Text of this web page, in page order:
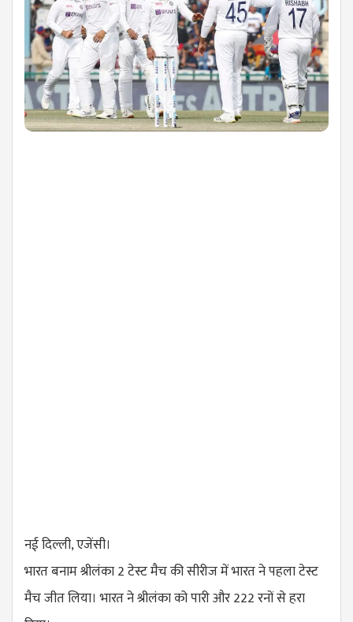
नई दिल्ली, एजेंसी।
भारत बनाम श्रीलंका 2 टेस्ट मैच की सीरीज में भारत ने पहला टेस्ट
मैच जीत लिया। भारत ने श्रीलंका को पारी और 222 रनों से हरा